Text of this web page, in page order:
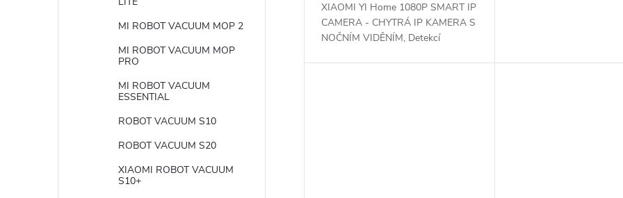
MI ROBOT VACUUM MOP 2
MI ROBOT VACUUM MOP
PRO
MI ROBOT VACUUM
ESSENTIAL
ROBOT VACUUM S10
ROBOT VACUUM S20
XIAOMI ROBOT VACUUM
S10+
XIAOMI YI Home 1080P SMART IP
CAMERA - CHYTRÁ IP KAMERA S
NOČNÍM VIDĚNÍM, Detekcí